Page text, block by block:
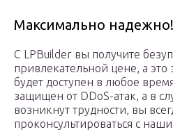
Максимально надежно!
С LPBuilder вы получите
привлекательной цене, а это
будет доступен в любое
защищен от DDoS-атак, а в
возникнут трудности, вы
проконсультироваться с